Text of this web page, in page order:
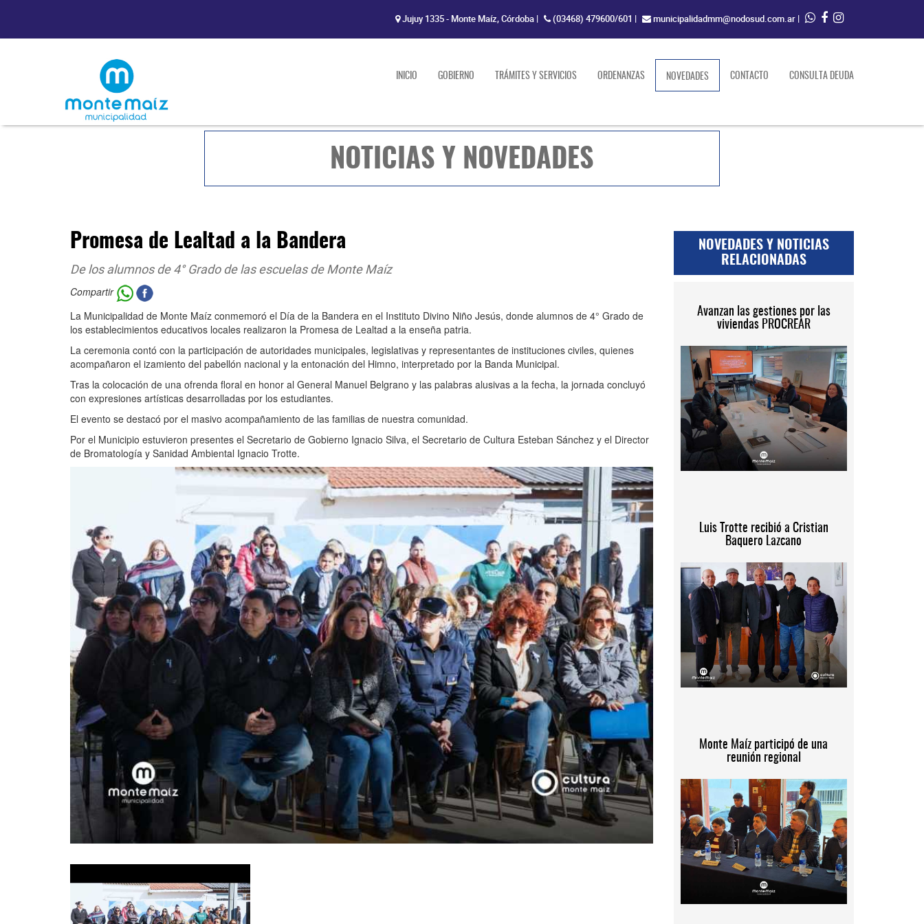
Jujuy 1335 - Monte Maíz, Córdoba | (03468) 479600/601 | municipalidadmm@nodosud.com.ar |
INICIO GOBIERNO TRÁMITES Y SERVICIOS ORDENANZAS NOVEDADES(current)CONTACTO CONSULTA DEUDA
NOTICIAS Y NOVEDADES
Promesa de Lealtad a la Bandera
De los alumnos de 4° Grado de las escuelas de Monte Maíz
Compartir
La Municipalidad de Monte Maíz conmemoró el Día de la Bandera en el Instituto Divino Niño Jesús, donde alumnos de 4° Grado de
los establecimientos educativos locales realizaron la Promesa de Lealtad a la enseña patria.
La ceremonia contó con la participación de autoridades municipales, legislativas y representantes de instituciones civiles, quienes
acompañaron el izamiento del pabellón nacional y la entonación del Himno, interpretado por la Banda Municipal.
Tras la colocación de una ofrenda floral en honor al General Manuel Belgrano y las palabras alusivas a la fecha, la jornada concluyó
con expresiones artísticas desarrolladas por los estudiantes.
El evento se destacó por el masivo acompañamiento de las familias de nuestra comunidad.
Por el Municipio estuvieron presentes el Secretario de Gobierno Ignacio Silva, el Secretario de Cultura Esteban Sánchez y el Director
de Bromatología y Sanidad Ambiental Ignacio Trotte.
NOVEDADES Y NOTICIAS
RELACIONADAS
Avanzan las gestiones por las
viviendas PROCREAR
Luis Trotte recibió a Cristian
Baquero Lazcano
Monte Maíz participó de una
reunión regional